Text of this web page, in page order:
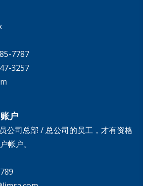
7787
3257
户
公司总部 / 总公司的员工，才有资格
帐户。